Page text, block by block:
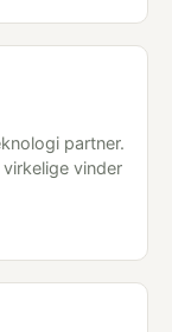
partner.
vinder